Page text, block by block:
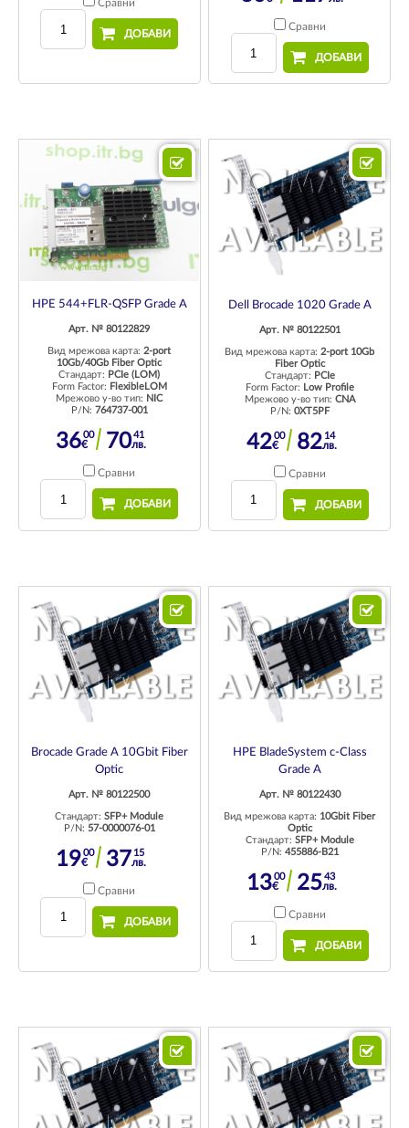
Сравни
ДОБАВИ
Сравни
ДОБАВИ
HPE 544+FLR-QSFP Grade A
Арт. № 80122829
Вид мрежова карта:2-port
10Gb/40Gb Fiber Optic
Стандарт: PCIe (LOM)
Form Factor: FlexibleLOM
Мрежово у-во тип: NIC
P/N: 764737-001
3600
€ 7041
лв.
Сравни
ДОБАВИ
Dell Brocade 1020 Grade A
Арт. № 80122501
Вид мрежова карта:2-port 10Gb
Fiber Optic
Стандарт: PCIe
Form Factor: Low Profile
Мрежово у-во тип: CNA
P/N: 0XT5PF
4200
€ 8214
лв.
Сравни
ДОБАВИ
Brocade Grade A 10Gbit Fiber
Optic
Арт. № 80122500
Стандарт:SFP+ Module
P/N: 57-0000076-01
1900
€ 3715
лв.
Сравни
ДОБАВИ
HPE BladeSystem c-Class
Grade A
Арт. № 80122430
Вид мрежова карта: 10Gbit Fiber
Optic
Стандарт: SFP+ Module
P/N: 455886-B21
1300
€ 2543
лв.
Сравни
ДОБАВИ